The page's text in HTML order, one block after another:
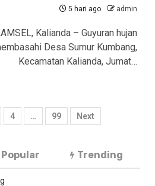
5 hari ago admin
Kalianda – Guyuran hujan
Desa Sumur Kumbang,
Kecamatan Kalianda, Jumat…
4 … 99 Next
Popular Trending